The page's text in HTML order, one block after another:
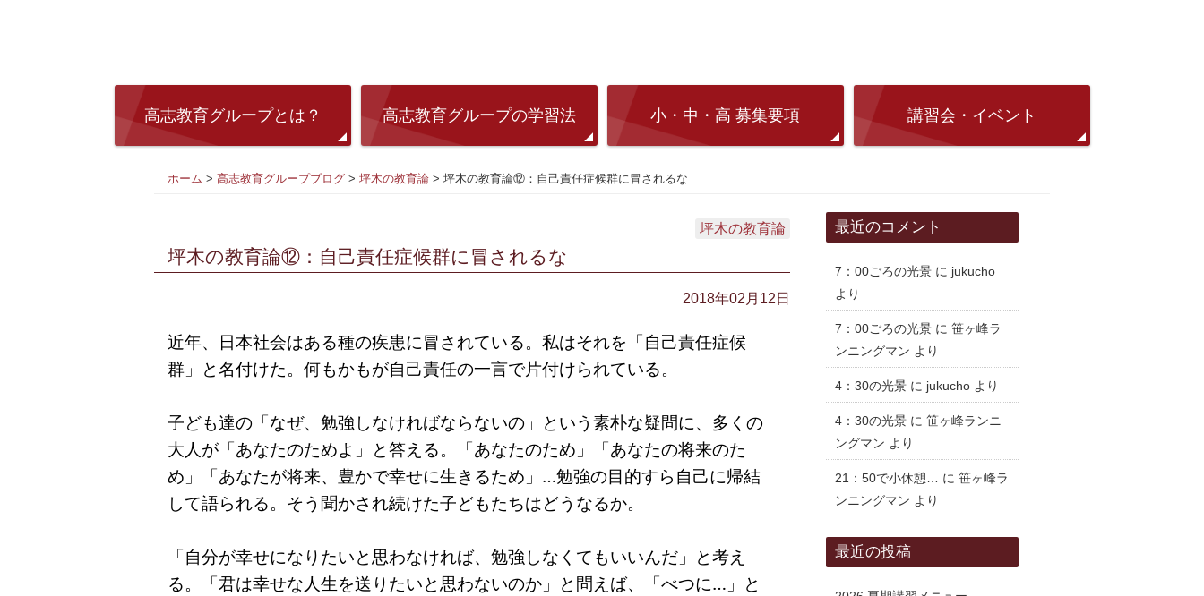
高志教育グループとは？ 高志教育グループの学習法 小・中・高 募集要項 講習会・イベント
ホーム > 高志教育グループブログ > 坪木の教育論 > 坪木の教育論⑫：自己責任症候群に冒されるな
坪木の教育論
坪木の教育論⑫：自己責任症候群に冒されるな
2018年02月12日
近年、日本社会はある種の疾患に冒されている。私はそれを「自己責任症候
群」と名付けた。何もかもが自己責任の一言で片付けられている。
子ども達の「なぜ、勉強しなければならないの」という素朴な疑問に、多くの
大人が「あなたのためよ」と答える。「あなたのため」「あなたの将来のた
め」「あなたが将来、豊かで幸せに生きるため」…勉強の目的すら自己に帰結
して語られる。そう聞かされ続けた子どもたちはどうなるか。
「自分が幸せになりたいと思わなければ、勉強しなくてもいいんだ」と考え
る。「君は幸せな人生を送りたいと思わないのか」と問えば、「べつに…」と
最近のコメント
7：00ごろの光景 に jukucho
より
7：00ごろの光景 に 笹ヶ峰ラ
ンニングマン より
4：30の光景 に jukucho より
4：30の光景 に 笹ヶ峰ランニ
ングマン より
21：50で小休憩… に 笹ヶ峰ラ
ンニングマン より
最近の投稿